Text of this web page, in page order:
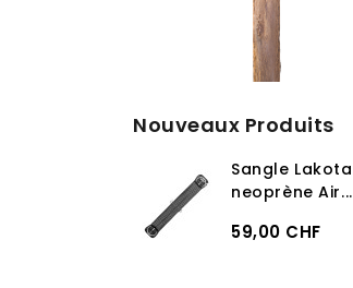
Nouveaux Produits
Sangle Lakota
neoprène Air...
59,00 CHF